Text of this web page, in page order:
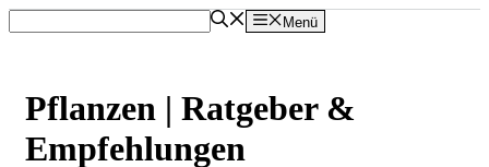
Zum
Inhalt
Menü
Pflanzen | Ratgeber &
Empfehlungen